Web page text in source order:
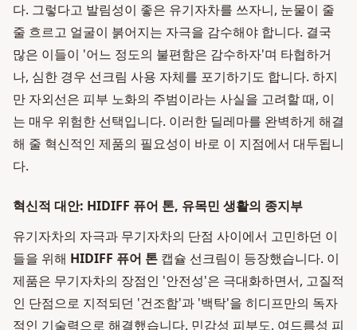
다. 그렇다고 발림성이 좋은 유기자차를 쓰자니, 눈물이 줄
줄 흐르고 얼굴이 붉어지는 자극을 감수해야 합니다. 결국
많은 이들이 '어느 정도의 불편함은 감수하자'며 타협하거
나, 심한 경우 선크림 사용 자체를 포기하기도 합니다. 하지
만 자외선은 피부 노화의 주범이라는 사실을 고려할 때, 이
는 매우 위험한 선택입니다. 이러한 딜레마를 완벽하게 해결
해 줄 혁신적인 제품의 필요성이 바로 이 지점에서 대두됩니
다.
혁신적 대안: HIDIFF 퓨어 톤, 유목민 생활의 종지부
유기자차의 자극과 무기자차의 단점 사이에서 고민하던 이
들을 위해 HIDIFF 퓨어 톤 캡슐 선크림이 등장했습니다. 이
제품은 무기자차의 장점인 '안전성'은 극대화하면서, 고질적
인 단점으로 지적되던 '건조함'과 '백탁'을 히디프만의 독자
적인 기술력으로 해결했습니다. 민감성 피부도, 여드름성 피